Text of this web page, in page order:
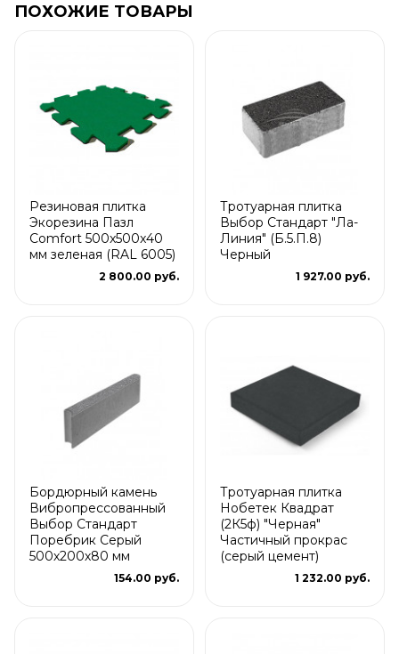
ПОХОЖИЕ ТОВАРЫ
Резиновая плитка
Экорезина Пазл
Comfort 500x500x40
мм зеленая (RAL 6005)
2 800.00 руб.
Тротуарная плитка
Выбор Стандарт "Ла-
Линия" (Б.5.П.8)
Черный
1 927.00 руб.
Бордюрный камень
Вибропрессованный
Выбор Стандарт
Поребрик Серый
500х200х80 мм
154.00 руб.
Тротуарная плитка
Нобетек Квадрат
(2К5ф) "Черная"
Частичный прокрас
(серый цемент)
1 232.00 руб.